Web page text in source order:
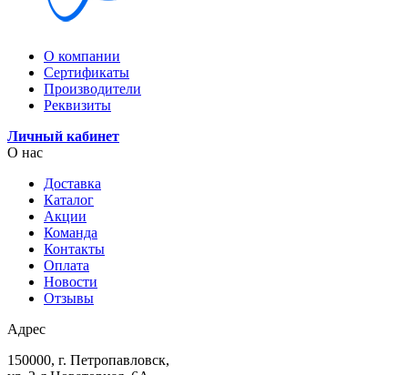
О компании
Сертификаты
Производители
Реквизиты
Личный кабинет
О нас
Доставка
Каталог
Акции
Команда
Контакты
Оплата
Новости
Отзывы
Адрес
150000, г. Петропавловск,